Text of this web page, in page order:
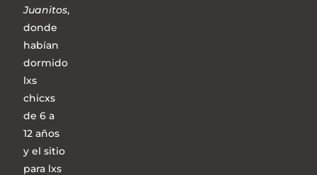
Juanitos,
donde
habían
dormido
lxs
chicxs
de 6 a
12 años
y el sitio
para lxs